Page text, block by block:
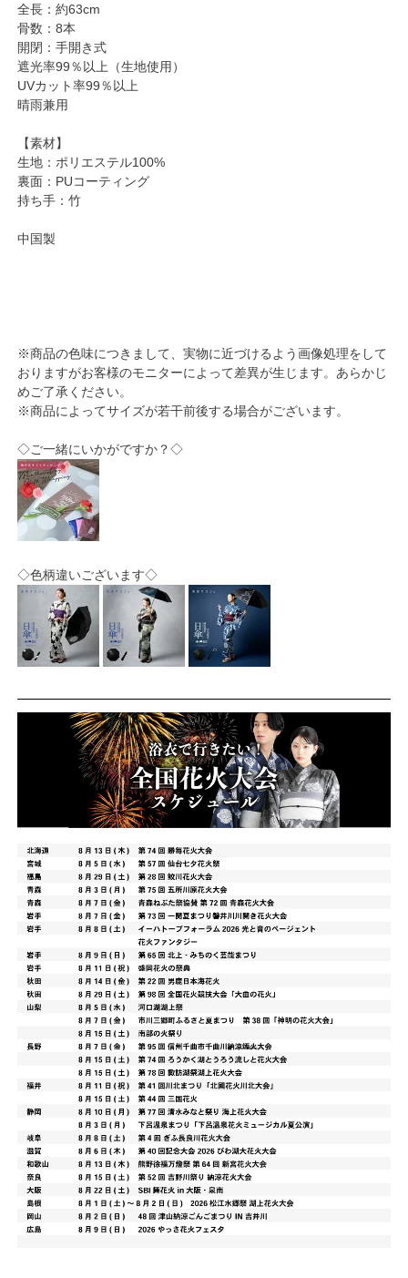
全長：約63cm
骨数：8本
開閉：手開き式
遮光率99％以上（生地使用）
UVカット率99％以上
晴雨兼用
【素材】
生地：ポリエステル100%
裏面：PUコーティング
持ち手：竹
中国製
※商品の色味につきまして、実物に近づけるよう画像処理をして
おりますがお客様のモニターによって差異が生じます。あらかじ
めご了承ください。
※商品によってサイズが若干前後する場合がございます。
◇ご一緒にいかがですか？◇
◇色柄違いございます◇